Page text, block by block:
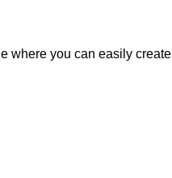
where you can easily